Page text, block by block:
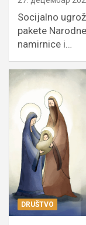
Socijalno
pakete
namirnice i…
DRUŠTVO